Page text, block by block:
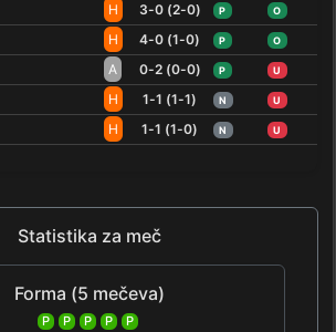
H 3-0 (2-0) P O
H 4-0 (1-0) P O
A 0-2 (0-0) P U
H 1-1 (1-1) N U
H 1-1 (1-0) N U
Statistika za meč
Forma (5 mečeva)
P P P P P